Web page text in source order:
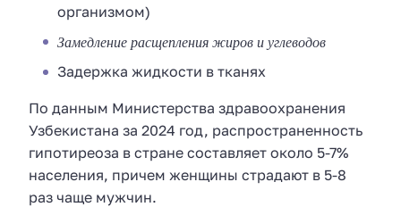
организмом)
Замедление расщепления жиров и углеводов
Задержка жидкости в тканях
По данным Министерства здравоохранения
Узбекистана за 2024 год, распространенность
гипотиреоза в стране составляет около 5-7%
населения, причем женщины страдают в 5-8
раз чаще мужчин.